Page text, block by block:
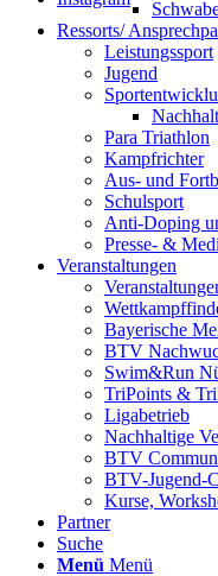
Ressorts/
Leistungssport
Jugend
Para Triathlon
Kampfrichter
Aus- und
Schulsport
Anti-Doping
Presse- &
Veranstaltungen
Bayerische
BTV
Swim&Run
TriPoints &
Ligabetrieb
Nachhaltige
BTV
BTV-Jugend-
Kurse,
Partner
Suche
Menü Menü